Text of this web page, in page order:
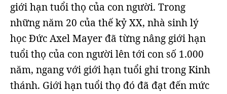
giới hạn tuổi thọ của con người. Trong
những năm 20 của thế kỷ XX, nhà sinh lý
học Đức Axel Mayer đã từng nâng giới hạn
tuổi thọ của con người lên tới con số 1.000
năm, ngang với giới hạn tuổi ghi trong Kinh
thánh. Giới hạn tuổi thọ đó đã đạt đến mức